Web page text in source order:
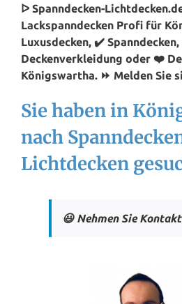
ᐅ Spanndecken-
Lackspanndecken Profi für
Luxusdecken, ✔️
Deckenverkleidung oder ❤️
Königswartha. ⏩ Melden Sie
Sie haben in
nach
Lichtdecken
😃 Nehmen Sie